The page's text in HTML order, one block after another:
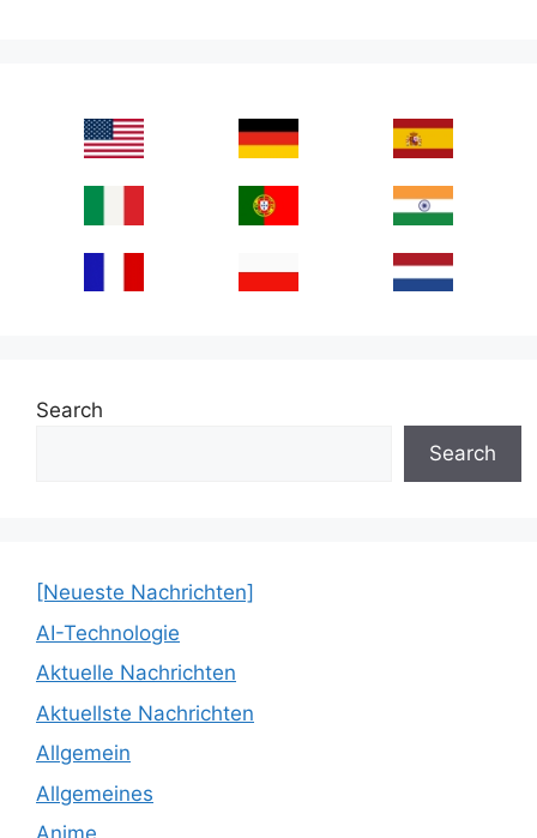
Search
Search
[Neueste Nachrichten]
AI-Technologie
Aktuelle Nachrichten
Aktuellste Nachrichten
Allgemein
Allgemeines